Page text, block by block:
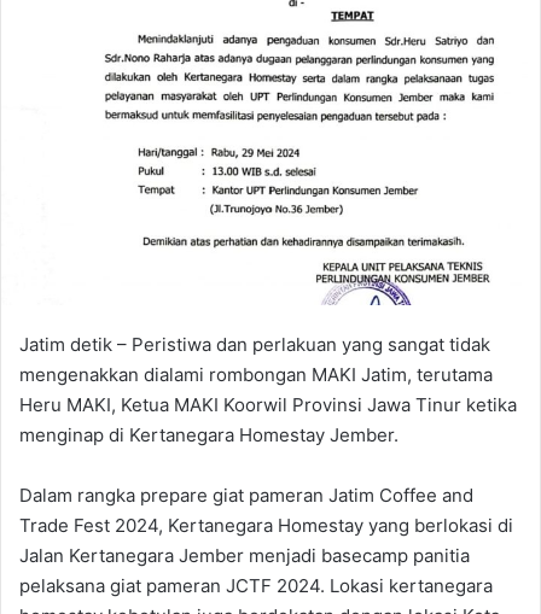
a
n
e
m
a
i
Jatim detik – Peristiwa dan perlakuan yang sangat tidak
mengenakkan dialami rombongan MAKI Jatim, terutama
Heru MAKI, Ketua MAKI Koorwil Provinsi Jawa Tinur ketika
menginap di Kertanegara Homestay Jember.
Dalam rangka prepare giat pameran Jatim Coffee and
Trade Fest 2024, Kertanegara Homestay yang berlokasi di
Jalan Kertanegara Jember menjadi basecamp panitia
pelaksana giat pameran JCTF 2024. Lokasi kertanegara